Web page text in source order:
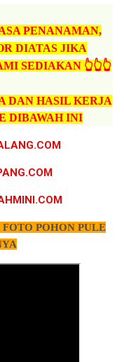
PENANAMAN,
DIATAS JIKA
SEDIAKAN 👆👆👆
DAN HASIL KERJA
DIBAWAH INI
POHON PULE